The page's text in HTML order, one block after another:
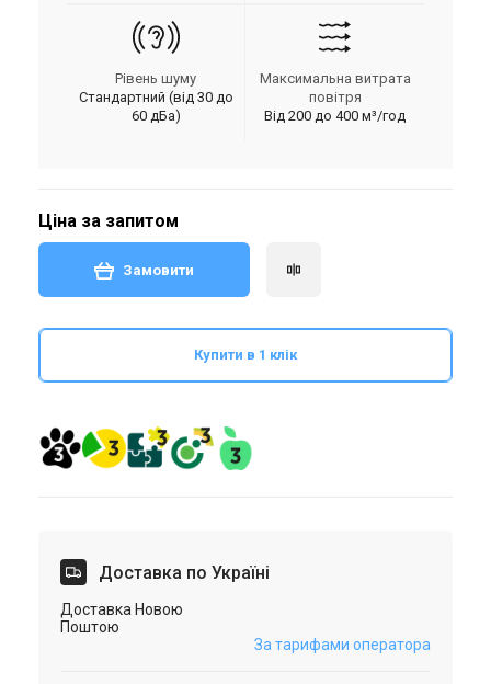
Рівень шуму
Стандартний (від 30 до
60 дБа)
Максимальна витрата
повітря
Від 200 до 400 м³/год
Ціна за запитом
Замовити
Купити в 1 клік
Доставка по Україні
Доставка Новою
Поштою
За тарифами оператора